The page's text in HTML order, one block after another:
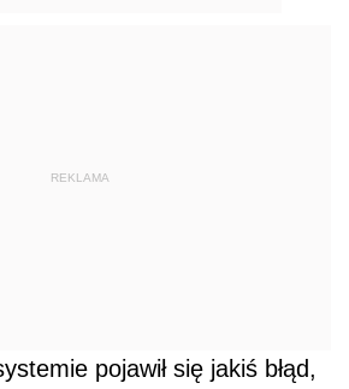
REKLAMA
pojawił się jakiś błąd,